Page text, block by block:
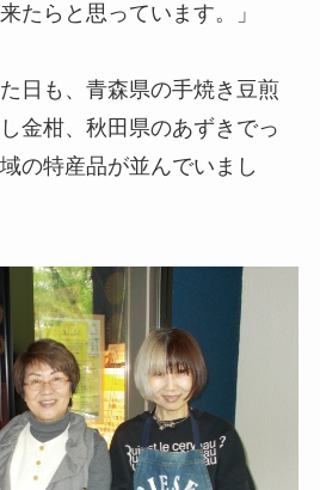
たらと思っています。」
日も、青森県の手焼き豆煎
金柑、秋田県のあずきでっ
の特産品が並んでいまし